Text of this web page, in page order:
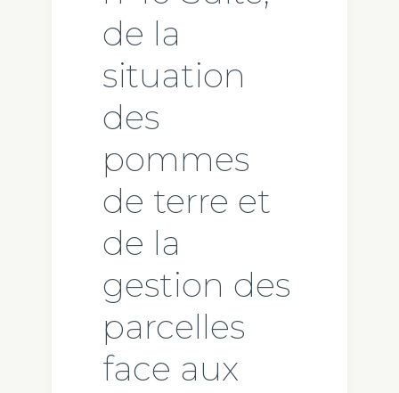
de la
situation
des
pommes
de terre et
de la
gestion des
parcelles
face aux